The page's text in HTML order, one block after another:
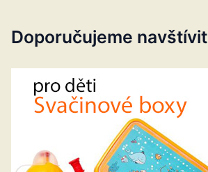
Doporučujeme navštívit